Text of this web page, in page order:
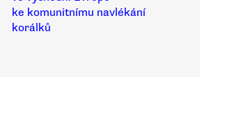
ke komunitnímu navlékání
korálků